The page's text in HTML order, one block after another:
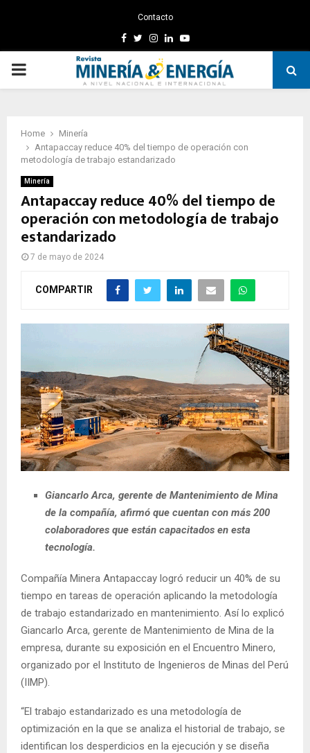
Contacto
Facebook
TwitterInstagram
LinkedinYoutube
PRIMARY
Home
Minería
Antapaccay reduce 40% del tiempo de operación con
metodología de trabajo estandarizado
Minería
Antapaccay reduce 40% del tiempo de
operación con metodología de trabajo
estandarizado
7 de mayo de 2024
COMPARTIR
Giancarlo Arca, gerente de Mantenimiento de Mina
de la compañía, afirmó que cuentan con más 200
colaboradores que están capacitados en esta
tecnología.
Compañía Minera Antapaccay logró reducir un 40% de su
tiempo en tareas de operación aplicando la metodología
de trabajo estandarizado en mantenimiento. Así lo explicó
Giancarlo Arca, gerente de Mantenimiento de Mina de la
empresa, durante su exposición en el Encuentro Minero,
organizado por el Instituto de Ingenieros de Minas del Perú
(IIMP).
“El trabajo estandarizado es una metodología de
optimización en la que se analiza el historial de trabajo, se
identifican los desperdicios en la ejecución y se diseña